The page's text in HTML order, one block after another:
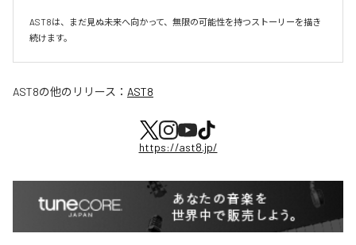
AST8は、まだ見ぬ未来へ向かって、無限の可能性を持つストーリーを描き
続けます。
AST8の他のリリース： AST8
https://ast8.jp/